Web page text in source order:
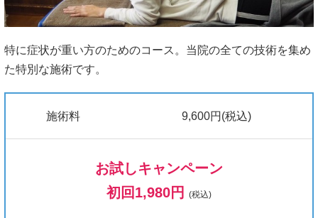
特に症状が重い方のためのコース。当院の全ての技術を集め
た特別な施術です。
施術料 9,600円(税込)
お試しキャンペーン
初回1,980円
(税込)